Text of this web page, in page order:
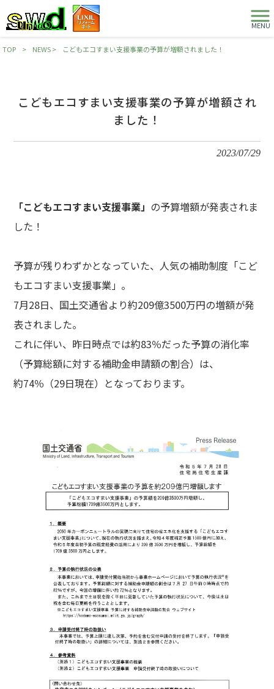
MENU
TOP > NEWS> こどもエコすまい支援事業の予算が増額されました！
こどもエコすまい支援事業の予算が増額され
ました！
2023/07/29
「こどもエコすまい支援事業」 の予算増額が発表されま
した！
予算が残りわずかとなっていた、人気の補助制度「こど
もエコすまい支援事業」。
7月28日、国土交通省より約209億3500万円の増額が発
表されました。
これに伴い、昨日時点では約83％だった予算の消化率
（予算総額に対する補助金申請額の割合）は、
約74％（29日現在）となっております。